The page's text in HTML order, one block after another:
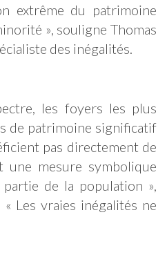
extrême du patrimoine
», souligne Thomas
des inégalités.
les foyers les plus
de patrimoine significatif
pas directement de
une mesure symbolique
de la population »,
Les vraies inégalités ne